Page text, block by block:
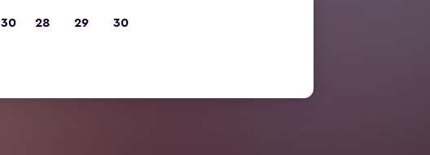
30 28 29 30